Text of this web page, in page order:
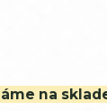
na